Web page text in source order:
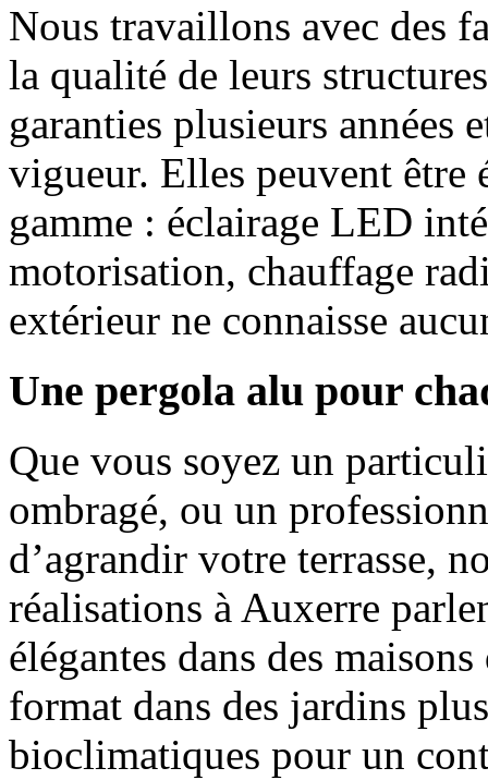
Nous travaillons avec des
la qualité de leurs
garanties plusieurs années
vigueur. Elles peuvent être
gamme : éclairage LED
motorisation, chauffage
extérieur ne connaisse
Une pergola alu pour
Que vous soyez un
ombragé, ou un
d’agrandir votre terrasse,
réalisations à Auxerre
élégantes dans des
format dans des jardins
bioclimatiques pour un